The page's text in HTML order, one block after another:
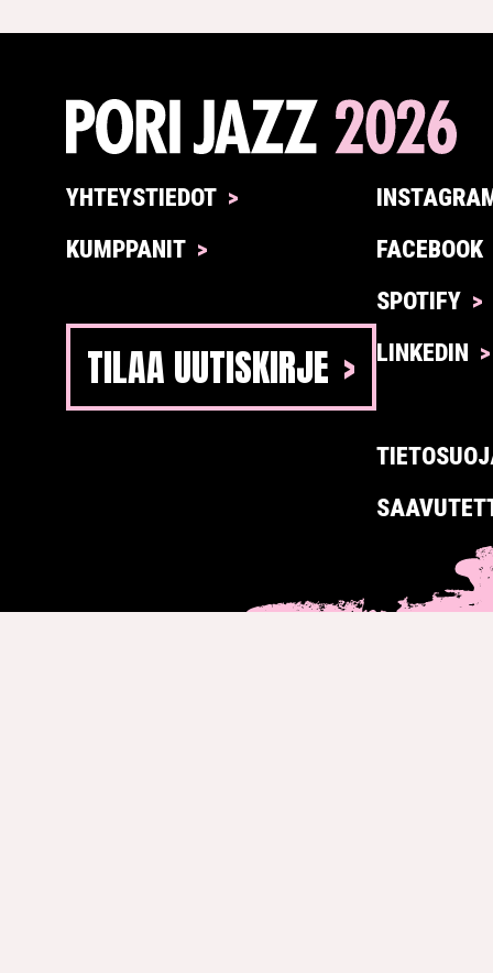
YHTEYSTIEDOT
KUMPPANIT
TILAA UUTISKIRJE
FACEBOOK
SPOTIFY
LINKEDIN